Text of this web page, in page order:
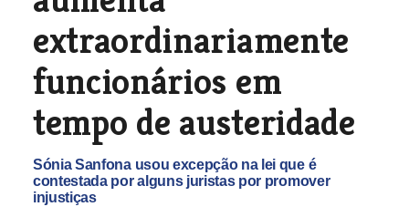
extraordinariamente
funcionários em
tempo de austeridade
Sónia Sanfona usou excepção na lei que é
contestada por alguns juristas por promover
injustiças